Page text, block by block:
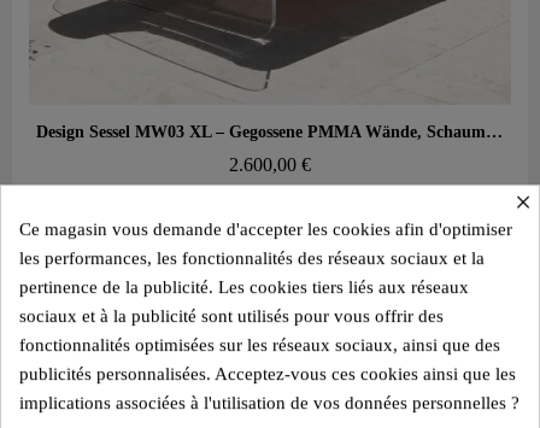
Aperçu rapide Design Sessel MW03 XL – Gegossene PMMA Wände, Schaumstoffsitz
2.600,00 €
×
Ce magasin vous demande d'accepter les cookies afin d'optimiser
les performances, les fonctionnalités des réseaux sociaux et la
pertinence de la publicité. Les cookies tiers liés aux réseaux
sociaux et à la publicité sont utilisés pour vous offrir des
fonctionnalités optimisées sur les réseaux sociaux, ainsi que des
publicités personnalisées. Acceptez-vous ces cookies ainsi que les
implications associées à l'utilisation de vos données personnelles ?